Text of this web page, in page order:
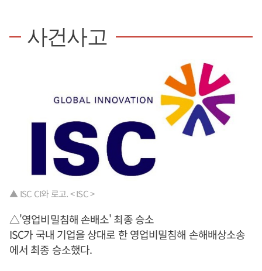
사건사고
▲ ISC CI와 로고. < ISC >
△'영업비밀침해 손배소' 최종 승소
ISC가 국내 기업을 상대로 한 영업비밀침해 손해배상소송
에서 최종 승소했다.